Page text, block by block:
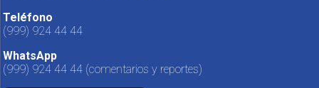
Teléfono
(999) 924 44 44
WhatsApp
(999) 924 44 44 (comentarios y reportes)